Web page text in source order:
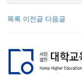
목록 이전글 다음글